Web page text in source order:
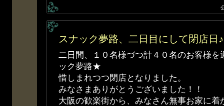
スナック夢路、二日目にして閉店日♪
二日間、１０名様づつ計４０名のお客様を
ック夢路★
惜しまれつつ閉店となりました。
みなさまありがとうございました！！
大阪の歓楽街から、みなさん無事お家に着